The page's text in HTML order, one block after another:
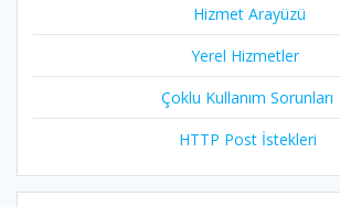
Hizmet Arayüzü
Yerel Hizmetler
Çoklu Kullanım Sorunları
HTTP Post İstekleri